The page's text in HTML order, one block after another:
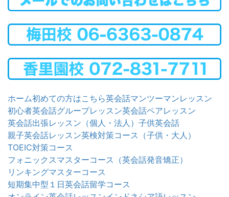
ホーム初めての方はこちら英会話マンツーマンレッスン
初心者英会話グループレッスン英会話ペアレッスン
英会話出張レッスン（個人・法人） 子供英会話
親子英会話レッスン英検対策コース（子供・大人）
TOEIC対策コース
フォニックスマスターコース（英会話発音矯正）
リンキングマスターコース
短期集中型１日英会話留学コース